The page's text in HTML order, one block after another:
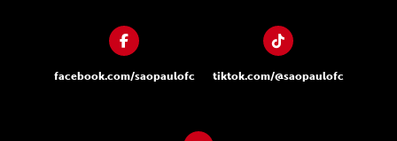
facebook.com/saopaulofc tiktok.com/@saopaulofc